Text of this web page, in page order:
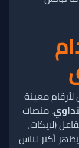
لأرقام معينة
. منصات
(لايكات،
أكتر لناس